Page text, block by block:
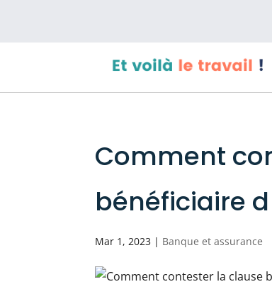
Comment
bénéficiaire
Mar 1, 2023 | Banque et assurance